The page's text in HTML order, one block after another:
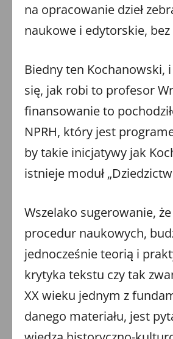
na opracowanie dzieł
naukowe i edytorskie,
Biedny ten Kochanowski,
się, jak robi to profesor
finansowanie to
NPRH, który jest
by takie inicjatywy jak
istnieje moduł
Wszelako sugerowanie,
procedur naukowych,
jednocześnie teorią i
krytyka tekstu czy tak
XX wieku jednym z
danego materiału, jest